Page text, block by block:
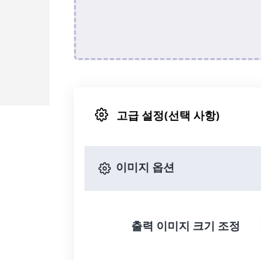
고급 설정(선택 사항)
이미지 옵션
출력 이미지 크기 조정